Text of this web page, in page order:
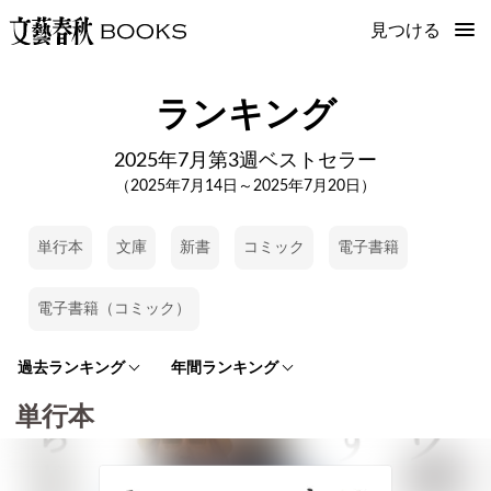
見つける
ランキング
2025年7月第3週ベストセラー
（2025年7月14日～2025年7月20日）
単行本 文庫 新書 コミック 電子書籍
電子書籍（コミック）
過去ランキング 年間ランキング
単行本